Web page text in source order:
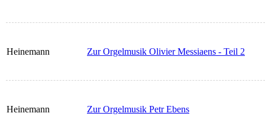
Heinemann Zur Orgelmusik Olivier Messiaens - Teil 2
Heinemann Zur Orgelmusik Petr Ebens